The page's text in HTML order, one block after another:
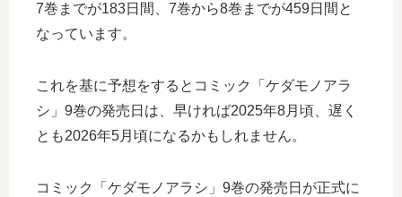
7巻までが183日間、7巻から8巻までが459日間と
なっています。
これを基に予想をするとコミック「ケダモノアラ
シ」9巻の発売日は、早ければ2025年8月頃、遅く
とも2026年5月頃になるかもしれません。
コミック「ケダモノアラシ」9巻の発売日が正式に